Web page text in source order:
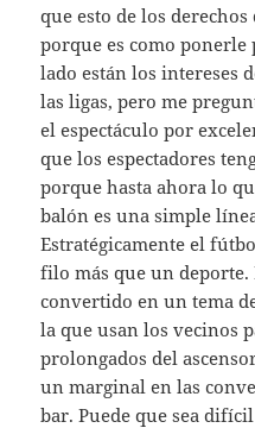
que esto de los
porque es como ponerle
lado están los intereses
las ligas, pero me
el espectáculo por
que los espectadores
porque hasta ahora lo
balón es una simple
Estratégicamente el
filo más que un deporte.
convertido en un tema
la que usan los vecinos
prolongados del
un marginal en las
bar. Puede que sea